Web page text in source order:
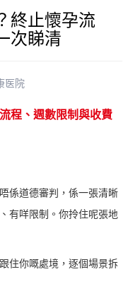
終止懷孕流
次睇清
医院
程、週數限制與收費
係道德審判，係一張清晰
有咩限制。你拎住呢張地
住你嘅處境，逐個場景拆